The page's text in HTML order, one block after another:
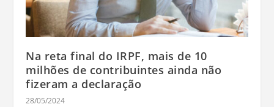
Na reta final do IRPF, mais de 10
milhões de contribuintes ainda não
fizeram a declaração
28/05/2024